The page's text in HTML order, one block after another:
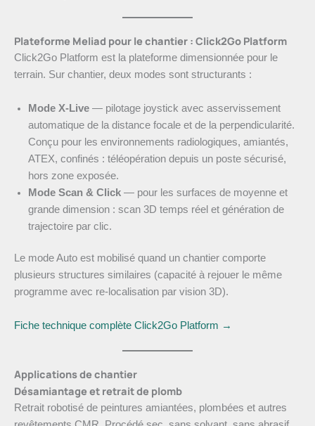
Plateforme Meliad pour le chantier : Click2Go Platform
Click2Go Platform est la plateforme dimensionnée pour le
terrain. Sur chantier, deux modes sont structurants :
Mode X-Live — pilotage joystick avec asservissement
automatique de la distance focale et de la perpendicularité.
Conçu pour les environnements radiologiques, amiantés,
ATEX, confinés : téléopération depuis un poste sécurisé,
hors zone exposée.
Mode Scan & Click — pour les surfaces de moyenne et
grande dimension : scan 3D temps réel et génération de
trajectoire par clic.
Le mode Auto est mobilisé quand un chantier comporte
plusieurs structures similaires (capacité à rejouer le même
programme avec re-localisation par vision 3D).
Fiche technique complète Click2Go Platform →
Applications de chantier
Désamiantage et retrait de plomb
Retrait robotisé de peintures amiantées, plombées et autres